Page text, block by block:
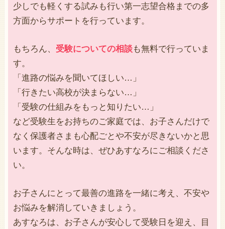
少しでも軽くする試みも行い第一志望合格までの多
方面からサポートを行っています。
もちろん、 受験についての相談も無料で行っていま
す。
「進路の悩みを聞いてほしい…」
「行きたい高校が決まらない…」
「受験の仕組みをもっと知りたい…」
など受験生をお持ちのご家庭では、お子さんだけで
なく保護者さまも心配ごとや不安が尽きないかと思
います。そんな時は、ぜひあすなろにご相談くださ
い。
お子さんにとって最善の進路を一緒に考え、不安や
お悩みを解消していきましょう。
あすなろは、お子さんが安心して受験日を迎え、目